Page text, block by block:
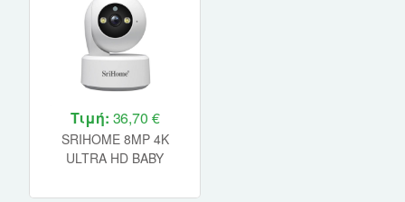
Τιμή: 36,70 €
SRIHOME 8MP 4K
ULTRA HD BABY